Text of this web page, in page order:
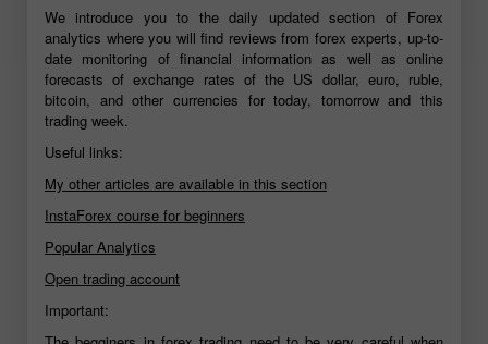
We introduce you to the daily updated section of Forex
analytics where you will find reviews from forex experts, up-to-
date monitoring of financial information as well as online
forecasts of exchange rates of the US dollar, euro, ruble,
bitcoin, and other currencies for today, tomorrow and this
trading week.
Useful links:
My other articles are available in this section
InstaForex course for beginners
Popular Analytics
Open trading account
Important: